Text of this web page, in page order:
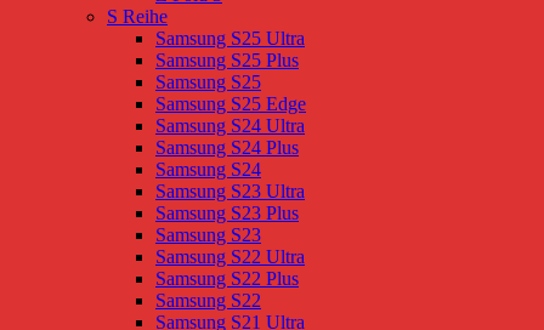
S Reihe
Samsung S25 Ultra
Samsung S25 Plus
Samsung S25
Samsung S25 Edge
Samsung S24 Ultra
Samsung S24 Plus
Samsung S24
Samsung S23 Ultra
Samsung S23 Plus
Samsung S23
Samsung S22 Ultra
Samsung S22 Plus
Samsung S22
Samsung S21 Ultra